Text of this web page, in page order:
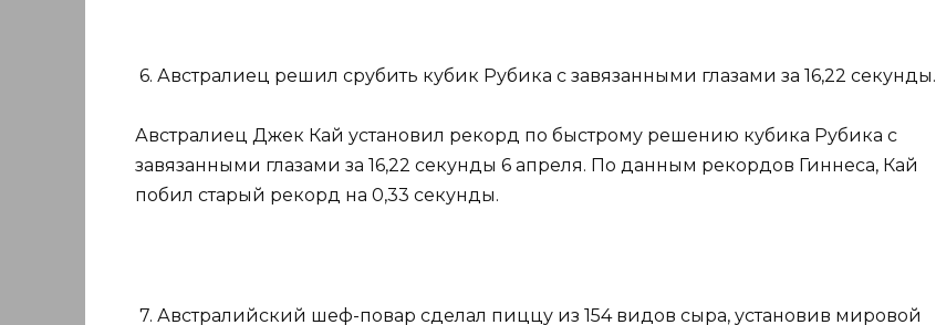
6. Австралиец решил срубить кубик Рубика с завязанными глазами за 16,22 секунды.
Австралиец Джек Кай установил рекорд по быстрому решению кубика Рубика с
завязанными глазами за 16,22 секунды 6 апреля. По данным рекордов Гиннеса, Кай
побил старый рекорд на 0,33 секунды.
7. Австралийский шеф-повар сделал пиццу из 154 видов сыра, установив мировой